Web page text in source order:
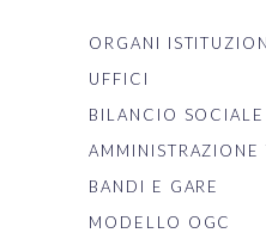
ORGANI
UFFICI
BILANCIO SOCIALE
AMMINISTRAZIONE
BANDI E GARE
MODELLO OGC